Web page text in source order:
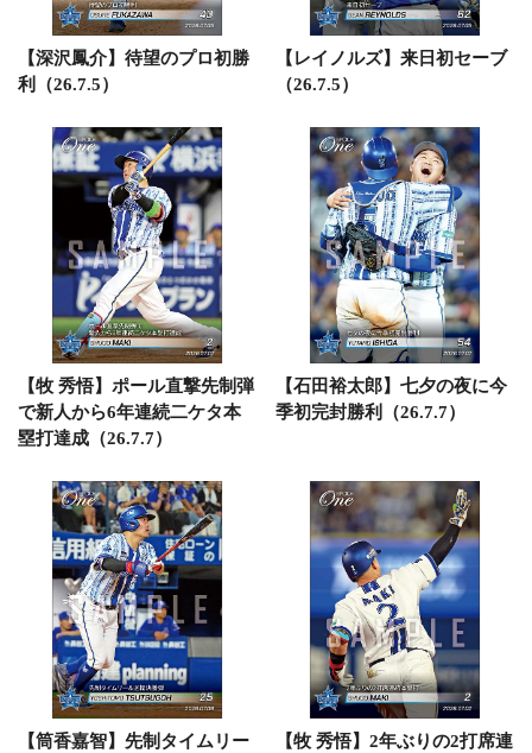
【深沢鳳介】待望のプロ初勝
利（26.7.5）
【レイノルズ】来日初セーブ
（26.7.5）
【牧 秀悟】ポール直撃先制弾
で新人から6年連続二ケタ本
塁打達成（26.7.7）
【石田裕太郎】七夕の夜に今
季初完封勝利（26.7.7）
【筒香嘉智】先制タイムリー 【牧 秀悟】2年ぶりの2打席連